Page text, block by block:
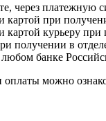
через платежную
при
курьеру при
получении в
банке
оплаты можно